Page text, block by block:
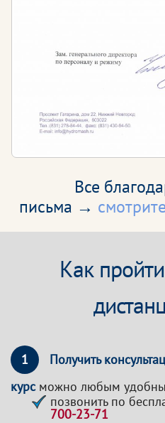
Все
письма →
Как
1
Получить
курсможно любым
позвонить по
700-23-71